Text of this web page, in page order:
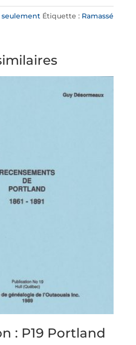
seulement Étiquette : Ramassé
: P19 Portland